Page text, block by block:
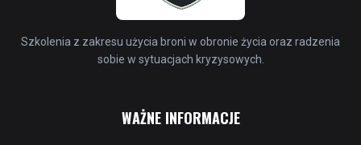
Szkolenia z zakresu użycia broni w obronie życia oraz radzenia
sobie w sytuacjach kryzysowych.
WAŻNE INFORMACJE